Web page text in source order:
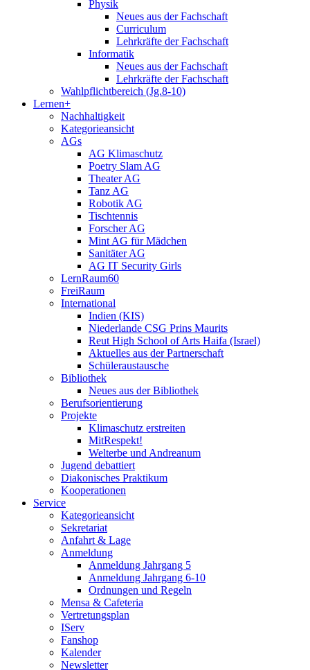
Physik
Neues aus der Fachschaft
Curriculum
Lehrkräfte der Fachschaft
Informatik
Neues aus der Fachschaft
Lehrkräfte der Fachschaft
Wahlpflichtbereich (Jg.8-10)
Lernen+
Nachhaltigkeit
Kategorieansicht
AGs
AG Klimaschutz
Poetry Slam AG
Theater AG
Tanz AG
Robotik AG
Tischtennis
Forscher AG
Mint AG für Mädchen
Sanitäter AG
AG IT Security Girls
LernRaum60
FreiRaum
International
Indien (KIS)
Niederlande CSG Prins Maurits
Reut High School of Arts Haifa (Israel)
Aktuelles aus der Partnerschaft
Schüleraustausche
Bibliothek
Neues aus der Bibliothek
Berufsorientierung
Projekte
Klimaschutz erstreiten
MitRespekt!
Welterbe und Andreanum
Jugend debattiert
Diakonisches Praktikum
Kooperationen
Service
Kategorieansicht
Sekretariat
Anfahrt & Lage
Anmeldung
Anmeldung Jahrgang 5
Anmeldung Jahrgang 6-10
Ordnungen und Regeln
Mensa & Cafeteria
Vertretungsplan
IServ
Fanshop
Kalender
Newsletter